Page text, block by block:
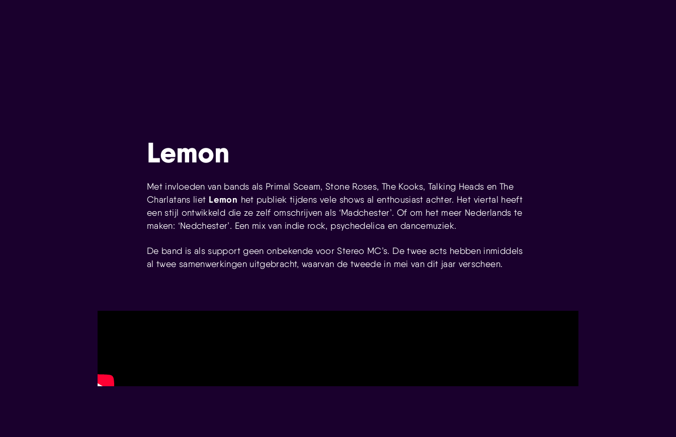
Lemon
Met invloeden van bands als Primal Sceam, Stone Roses, The Kooks, Talking Heads en The
Charlatans liet Lemon het publiek tijdens vele shows al enthousiast achter. Het viertal heeft
een stijl ontwikkeld die ze zelf omschrijven als ‘Madchester’. Of om het meer Nederlands te
maken: ‘Nedchester’. Een mix van indie rock, psychedelica en dancemuziek.
De band is als support geen onbekende voor Stereo MC’s. De twee acts hebben inmiddels
al twee samenwerkingen uitgebracht, waarvan de tweede in mei van dit jaar verscheen.